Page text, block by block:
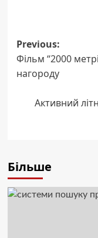
Post
Previous:
Фільм “2000
нагороду
Активний
Більше